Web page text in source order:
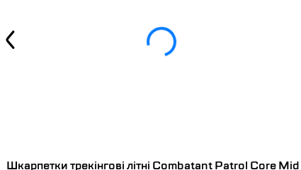
Шкарпетки трекінгові літні Combatant Patrol Core Mid